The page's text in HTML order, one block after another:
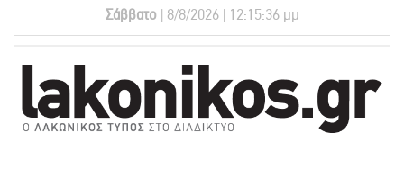
Σάββατο| 8/8/2026 | 12:15:37 μμ